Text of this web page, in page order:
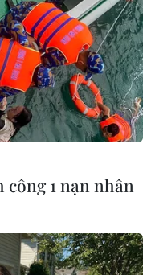
#SJC
công 1 nạn nhân